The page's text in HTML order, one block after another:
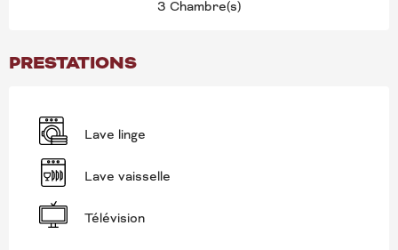
3 Chambre(s)
PRESTATIONS
Lave linge
Lave vaisselle
Télévision